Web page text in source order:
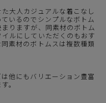
大人カジュアルな着こなし
いるのでシンプルなボトム
りますが、同素材のボトム
ルにしていただくのもおす
素材のボトムスは複数種類
他にもバリエーション豊富
。